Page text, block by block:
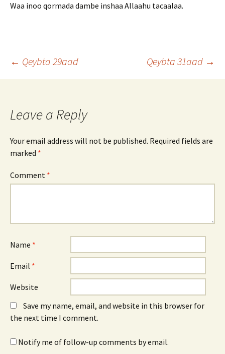
Waa inoo qormada dambe inshaa Allaahu tacaalaa.
Post
← Qeybta 29aad Qeybta 31aad →
Leave a Reply
Your email address will not be published. Required fields are
marked *
Comment *
Name *
Email *
Website
Save my name, email, and website in this browser for
the next time I comment.
Notify me of follow-up comments by email.